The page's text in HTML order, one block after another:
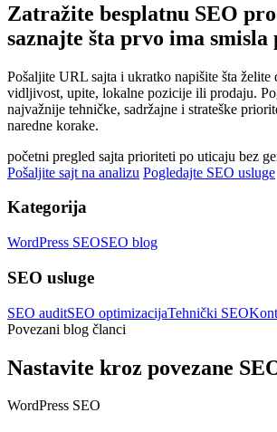
Zatražite besplatnu SEO
saznajte šta prvo ima
Pošaljite URL sajta i ukratko napišite šta
vidljivost, upite, lokalne pozicije ili prodaju.
najvažnije tehničke, sadržajne i strateške
naredne korake.
početni pregled sajta prioriteti po uticaju bez
Pošaljite sajt na analizu Pogledajte SEO usluge
Kategorija
WordPress SEOSEO blog
SEO usluge
SEO auditSEO optimizacijaTehnički SEO
Povezani blog članci
Nastavite kroz povezane
WordPress SEO